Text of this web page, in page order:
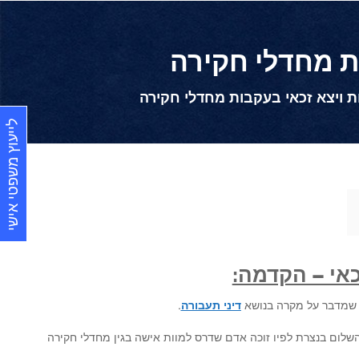
מחדלי חקירה
ויצא זכאי בעקבות מחדלי חקירה
– הקדמה:
על מקרה בנושאדיני תעבורה.
בנצרת לפיו זוכה אדם שדרס למוות אישה בגין מחדלי חקירה
לייעוץ משפטי אישי